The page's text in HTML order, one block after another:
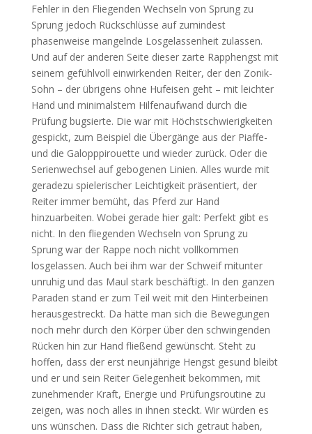
Fehler in den Fliegenden Wechseln von Sprung zu
Sprung jedoch Rückschlüsse auf zumindest
phasenweise mangelnde Losgelassenheit zulassen.
Und auf der anderen Seite dieser zarte Rapphengst mit
seinem gefühlvoll einwirkenden Reiter, der den Zonik-
Sohn – der übrigens ohne Hufeisen geht – mit leichter
Hand und minimalstem Hilfenaufwand durch die
Prüfung bugsierte. Die war mit Höchstschwierigkeiten
gespickt, zum Beispiel die Übergänge aus der Piaffe-
und die Galopppirouette und wieder zurück. Oder die
Serienwechsel auf gebogenen Linien. Alles wurde mit
geradezu spielerischer Leichtigkeit präsentiert, der
Reiter immer bemüht, das Pferd zur Hand
hinzuarbeiten. Wobei gerade hier galt: Perfekt gibt es
nicht. In den fliegenden Wechseln von Sprung zu
Sprung war der Rappe noch nicht vollkommen
losgelassen. Auch bei ihm war der Schweif mitunter
unruhig und das Maul stark beschäftigt. In den ganzen
Paraden stand er zum Teil weit mit den Hinterbeinen
herausgestreckt. Da hätte man sich die Bewegungen
noch mehr durch den Körper über den schwingenden
Rücken hin zur Hand fließend gewünscht. Steht zu
hoffen, dass der erst neunjährige Hengst gesund bleibt
und er und sein Reiter Gelegenheit bekommen, mit
zunehmender Kraft, Energie und Prüfungsroutine zu
zeigen, was noch alles in ihnen steckt. Wir würden es
uns wünschen. Dass die Richter sich getraut haben,